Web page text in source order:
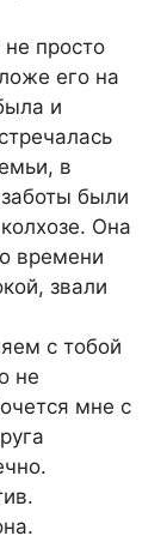
просто
его на
и
в
были
Она
времени
звали
с тобой
не
мне с